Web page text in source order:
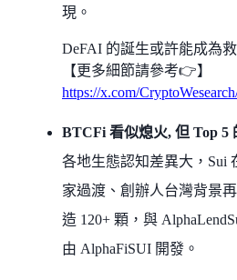
現。
DeFAI 的誕生或許能成為
【更多細節請參考👉】
https://x.com/
BTCFi 看似熄火, 但 Top 5
各地生態認知差異大，Sui
家過渡、創辦人台灣背景
造 120+ 顆，與
由 AlphaFiSUI 開發。